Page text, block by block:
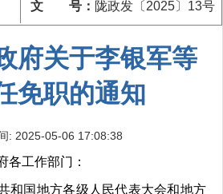
文 号： 陇政发〔2025〕13号
府关于李银军等
免职的通知
: 2025-05-06 17:08:38
各工作部门：
和国地方各级人民代表大会和地方